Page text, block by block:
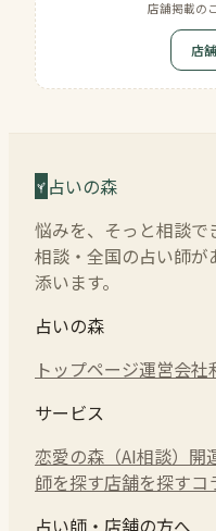
店舗掲載の
店
占いの森
悩みを、そっと相談で
相談・全国の占い師が
添います。
占いの森
トップページ運営会社
サービス
恋愛の森（AI相談） 開
師を探す店舗を探すコ
占い師・店舗の方へ